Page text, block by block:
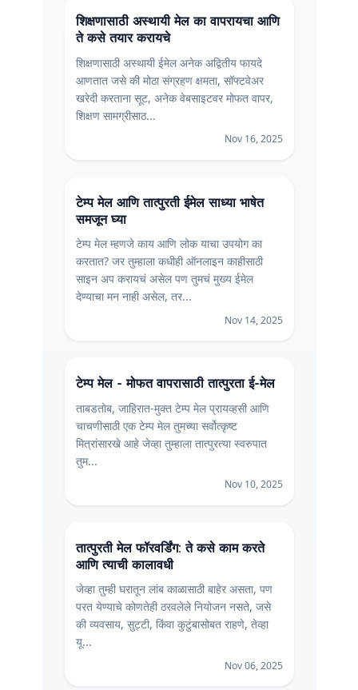
शिक्षणासाठी अस्थायी मेल का वापरायचा आणि
ते कसे तयार करायचे
शिक्षणासाठी अस्थायी ईमेल अनेक अद्वितीय फायदे
आणतात जसे की मोठा संग्रहण क्षमता, सॉफ्टवेअर
खरेदी करताना सूट, अनेक वेबसाइटवर मोफत वापर,
शिक्षण सामग्रीसाठ...
Nov 16, 2025
टेम्प मेल आणि तात्पुरती ईमेल साध्या भाषेत
समजून घ्या
टेम्प मेल म्हणजे काय आणि लोक याचा उपयोग का
करतात? जर तुम्हाला कधीही ऑनलाइन काहीसाठी
साइन अप करायचं असेल पण तुमचं मुख्य ईमेल
देण्याचा मन नाही असेल, तर...
Nov 14, 2025
टेम्प मेल - मोफत वापरासाठी तात्पुरता ई-मेल
ताबडतोब, जाहिरात-मुक्त टेम्प मेल प्रायव्हसी आणि
चाचणीसाठी एक टेम्प मेल तुमच्या सर्वोत्कृष्ट
मित्रांसारखे आहे जेव्हा तुम्हाला तात्पुरत्या स्वरुपात
तुम...
Nov 10, 2025
तात्पुरती मेल फॉरवर्डिंग: ते कसे काम करते
आणि त्याची कालावधी
जेव्हा तुम्ही घरातून लांब काळासाठी बाहेर असता, पण
परत येण्याचे कोणतेही ठरवलेले नियोजन नसते, जसे
की व्यवसाय, सुट्टी, किंवा कुटुंबासोबत राहणे, तेव्हा
यू...
Nov 06, 2025